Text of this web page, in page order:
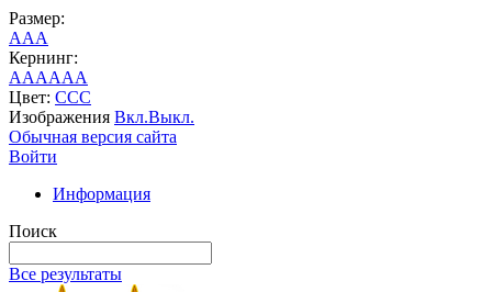
Размер:
AAA
Кернинг:
AAAAAA
Цвет: CCC
Изображения Вкл.Выкл.
Обычная версия сайта
Войти
Информация
Поиск
Все результаты